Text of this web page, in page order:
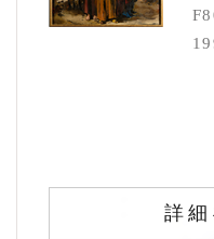
詳細